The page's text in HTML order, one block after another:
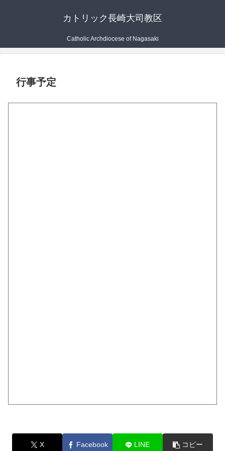
カトリック長崎大司教区
Catholic Archdiocese of Nagasaki
行事予定
X Facebook LINE コピー